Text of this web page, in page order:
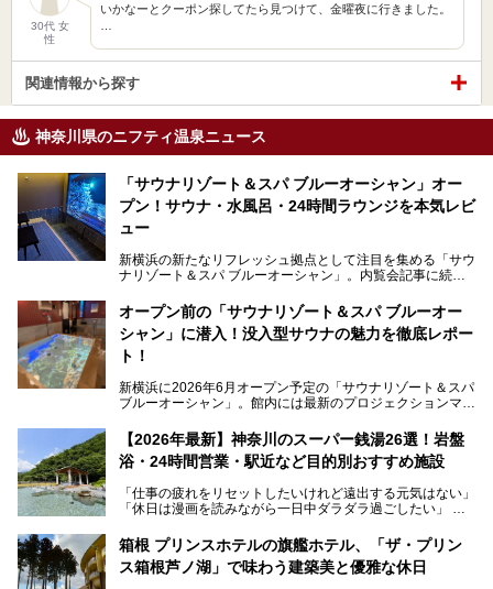
30代 女
性
いかなーとクーポン探してたら見つけて、金曜夜に行きました。
関連情報から探す
神奈川県のニフティ温泉ニュース
「サウナリゾート＆スパ ブルーオーシャン」オー
プン！サウナ・水風呂・24時間ラウンジを本気レビ
ュー
新横浜の新たなリフレッシュ拠点として注目を集める「サウ
ナリゾート＆スパ ブルーオーシャン」。内覧会記事に続
す。サウナや水風呂の気持ちよさはもちろん、リラックスス
ペースの過ごしやすさまで徹底チェック。新横浜エリアで日
常の疲れをリセットしたい人、ライブやスポーツ観戦遠征組
は必見です。
オープン前の「サウナリゾート＆スパ ブルーオー
シャン」に潜入！没入型サウナの魅力を徹底レポー
ト！
新横浜に2026年6月オープン予定の「サウナリゾート＆スパ
ブルーオーシャン」。館内には最新のプロジェクションマッ
的な“没入感（イマーシブ）”を体験できます。
今回は、そんな大注目の施設に一足先にお邪魔し、その全貌
を見学させていただきました！
サウナ室の中に咲き誇る桜、魚たちが泳ぐ水風呂、そしてバ
リのビーチを思わせる休憩スペース…。驚きの連続だった館
内の様子をレポートします！
【2026年最新】神奈川のスーパー銭湯26選！岩盤
浴・24時間営業・駅近など目的別おすすめ施設
「仕事の疲れをリセットしたいけれど遠出する元気はない」
「休日は漫画を読みながら一日中ダラダラ過ごしたい」
たい」
そんな「癒やされたい」という願いを叶えてくれるのが、神
箱根 プリンスホテルの旗艦ホテル、「ザ・プリン
ス箱根芦ノ湖」で味わう建築美と優雅な休日